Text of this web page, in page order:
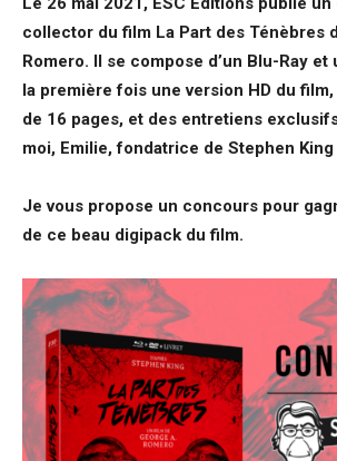
collector du film La Part des Ténèbres
Romero. Il se compose d’un Blu-Ray et
la première fois une version HD du
de 16 pages, et des entretiens
moi, Emilie, fondatrice de Stephen
Je vous propose un concours pour
de ce beau digipack du film.